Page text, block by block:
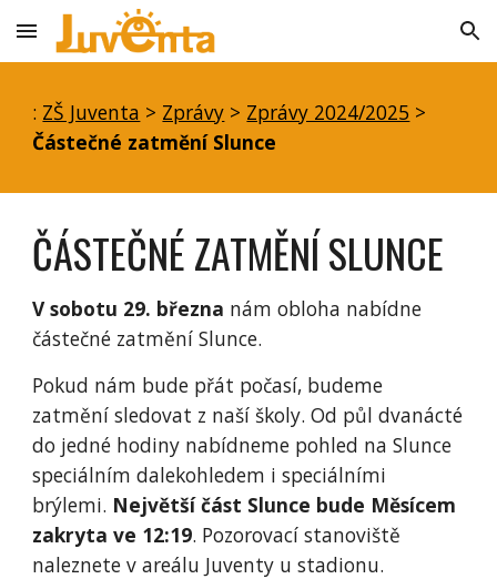
Skip to main content Skip to navigation
: ZŠ Juventa > Zprávy > Zprávy 2024/2025 >
Částečné zatmění Slunce
ČÁSTEČNÉ ZATMĚNÍ SLUNCE
V sobotu 29. března nám obloha nabídne
částečné zatmění Slunce.
Pokud nám bude přát počasí, budeme
zatmění sledovat z naší školy. Od půl dvanácté
do jedné hodiny nabídneme pohled na Slunce
speciálním dalekohledem i speciálními
brýlemi. Největší část Slunce bude Měsícem
zakryta ve 12:19. Pozorovací stanoviště
naleznete v areálu Juventy u stadionu.